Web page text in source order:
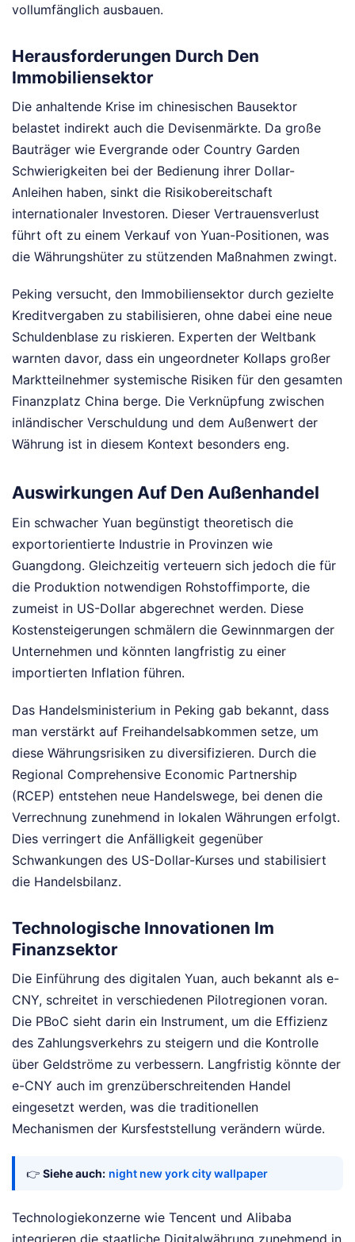
vollumfänglich ausbauen.
Herausforderungen Durch Den
Immobiliensektor
Die anhaltende Krise im chinesischen Bausektor
belastet indirekt auch die Devisenmärkte. Da große
Bauträger wie Evergrande oder Country Garden
Schwierigkeiten bei der Bedienung ihrer Dollar-
Anleihen haben, sinkt die Risikobereitschaft
internationaler Investoren. Dieser Vertrauensverlust
führt oft zu einem Verkauf von Yuan-Positionen, was
die Währungshüter zu stützenden Maßnahmen zwingt.
Peking versucht, den Immobiliensektor durch gezielte
Kreditvergaben zu stabilisieren, ohne dabei eine neue
Schuldenblase zu riskieren. Experten der Weltbank
warnten davor, dass ein ungeordneter Kollaps großer
Marktteilnehmer systemische Risiken für den gesamten
Finanzplatz China berge. Die Verknüpfung zwischen
inländischer Verschuldung und dem Außenwert der
Währung ist in diesem Kontext besonders eng.
Auswirkungen Auf Den Außenhandel
Ein schwacher Yuan begünstigt theoretisch die
exportorientierte Industrie in Provinzen wie
Guangdong. Gleichzeitig verteuern sich jedoch die für
die Produktion notwendigen Rohstoffimporte, die
zumeist in US-Dollar abgerechnet werden. Diese
Kostensteigerungen schmälern die Gewinnmargen der
Unternehmen und könnten langfristig zu einer
importierten Inflation führen.
Das Handelsministerium in Peking gab bekannt, dass
man verstärkt auf Freihandelsabkommen setze, um
diese Währungsrisiken zu diversifizieren. Durch die
Regional Comprehensive Economic Partnership
(RCEP) entstehen neue Handelswege, bei denen die
Verrechnung zunehmend in lokalen Währungen erfolgt.
Dies verringert die Anfälligkeit gegenüber
Schwankungen des US-Dollar-Kurses und stabilisiert
die Handelsbilanz.
Technologische Innovationen Im
Finanzsektor
Die Einführung des digitalen Yuan, auch bekannt als e-
CNY, schreitet in verschiedenen Pilotregionen voran.
Die PBoC sieht darin ein Instrument, um die Effizienz
des Zahlungsverkehrs zu steigern und die Kontrolle
über Geldströme zu verbessern. Langfristig könnte der
e-CNY auch im grenzüberschreitenden Handel
eingesetzt werden, was die traditionellen
Mechanismen der Kursfeststellung verändern würde.
👉 Siehe auch: night new york city wallpaper
Technologiekonzerne wie Tencent und Alibaba